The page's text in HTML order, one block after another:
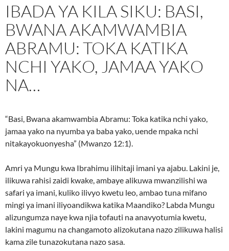
IBADA YA KILA SIKU: BASI,
BWANA AKAMWAMBIA
ABRAMU: TOKA KATIKA
NCHI YAKO, JAMAA YAKO
NA…
“Basi, Bwana akamwambia Abramu: Toka katika nchi yako,
jamaa yako na nyumba ya baba yako, uende mpaka nchi
nitakayokuonyesha” (Mwanzo 12:1).
Amri ya Mungu kwa Ibrahimu ilihitaji imani ya ajabu. Lakini je,
ilikuwa rahisi zaidi kwake, ambaye alikuwa mwanzilishi wa
safari ya imani, kuliko ilivyo kwetu leo, ambao tuna mifano
mingi ya imani iliyoandikwa katika Maandiko? Labda Mungu
alizungumza naye kwa njia tofauti na anavyotumia kwetu,
lakini magumu na changamoto alizokutana nazo zilikuwa halisi
kama zile tunazokutana nazo sasa.